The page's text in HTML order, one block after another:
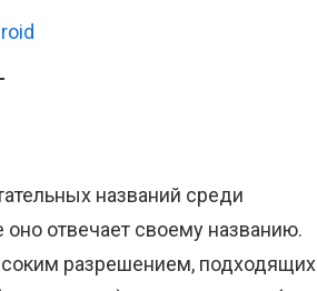
названий среди
отвечает своему названию.
разрешением, подходящих